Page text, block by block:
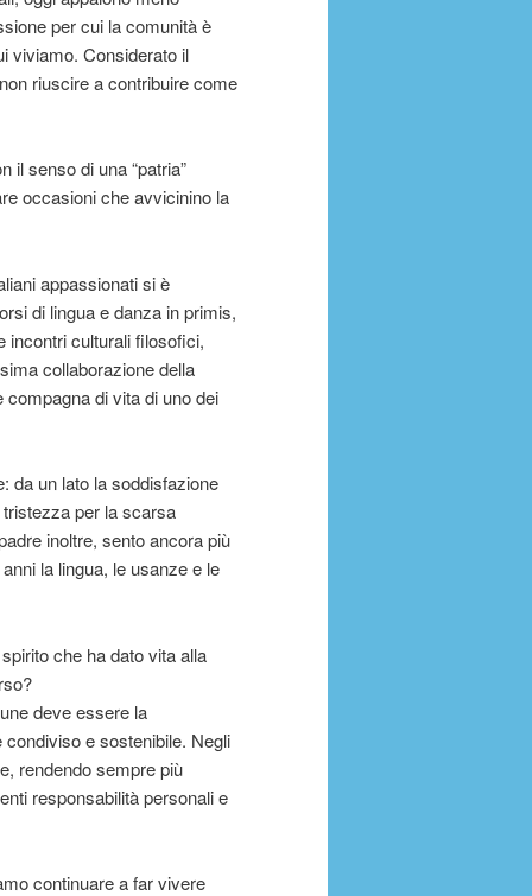
per cui la comunità è
viviamo. Considerato il
riuscire a contribuire come
il senso di una “patria”
occasioni che avvicinino la
appassionati si è
di lingua e danza in primis,
incontri culturali filosofici,
collaborazione della
di vita di uno dei
da un lato la soddisfazione
tristezza per la scarsa
inoltre, sento ancora più
la lingua, le usanze e le
che ha dato vita alla
deve essere la
e sostenibile. Negli
rendendo sempre più
responsabilità personali e
continuare a far vivere